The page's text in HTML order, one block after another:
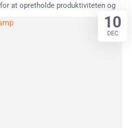
at opretholde produktiviteten og
10
DEC